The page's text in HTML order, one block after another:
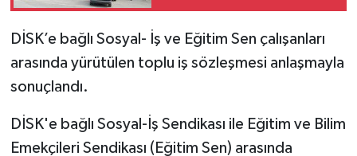
DİSK’e bağlı Sosyal- İş ve Eğitim Sen çalışanları
arasında yürütülen toplu iş sözleşmesi anlaşmayla
sonuçlandı.
DİSK'e bağlı Sosyal-İş Sendikası ile Eğitim ve Bilim
Emekçileri Sendikası (Eğitim Sen) arasında